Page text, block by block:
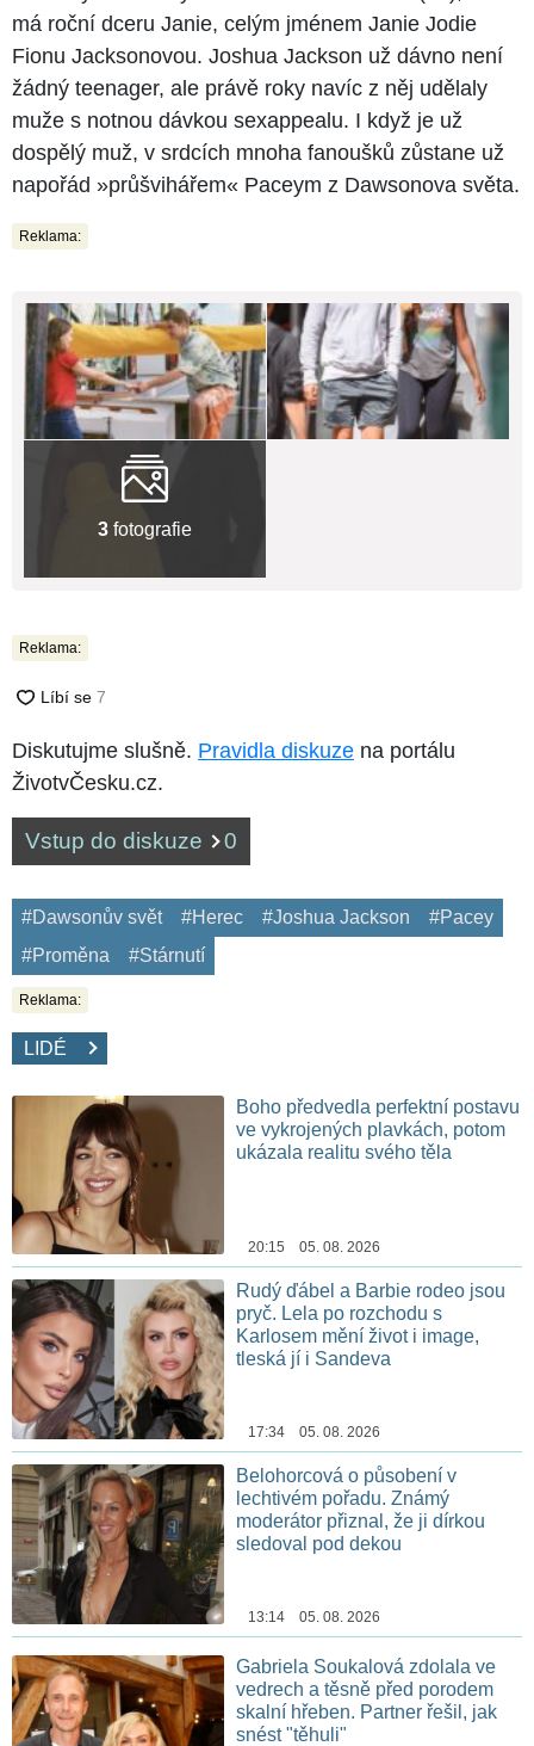
má roční dceru Janie, celým jménem Janie Jodie
Fionu Jacksonovou. Joshua Jackson už dávno není
žádný teenager, ale právě roky navíc z něj udělaly
muže s notnou dávkou sexappealu. I když je už
dospělý muž, v srdcích mnoha fanoušků zůstane už
napořád »průšvihářem« Paceym z Dawsonova světa.
Reklama:
3 fotografie
Reklama:
Diskutujme slušně. Pravidla diskuze na portálu
ŽivotvČesku.cz.
Vstup do diskuze 0
#Dawsonův svět #Herec #Joshua Jackson
#Pacey
#Proměna
#Stárnutí
Reklama:
LIDÉ
Boho předvedla perfektní postavu
ve vykrojených plavkách, potom
ukázala realitu svého těla
20:15 05. 08. 2026
Rudý ďábel a Barbie rodeo jsou
pryč. Lela po rozchodu s
Karlosem mění život i image,
tleská jí i Sandeva
17:34 05. 08. 2026
Belohorcová o působení v
lechtivém pořadu. Známý
moderátor přiznal, že ji dírkou
sledoval pod dekou
13:14 05. 08. 2026
Gabriela Soukalová zdolala ve
vedrech a těsně před porodem
skalní hřeben. Partner řešil, jak
snést "těhuli"